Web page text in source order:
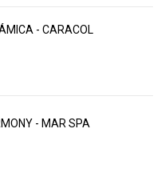
- CARACOL
- MAR SPA